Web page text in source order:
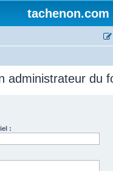
tachenon.com
administrateur du
: